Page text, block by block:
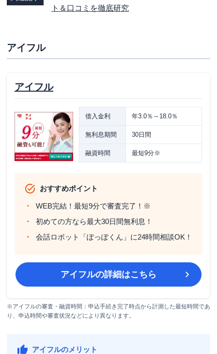
ト＆口コミを徹底研究
アイフル
アイフル
借入金利 年3.0％～18.0％
無利息期間 30日間
融資時間 最短9分※
おすすめポイント
WEB完結！最短9分で審査完了！※
初めての方なら最大30日間無利息！
会話ロボット「ぽっぽくん」に24時間相談OK！
アイフルの詳細はこちら
※アイフルの審査・融資時間：申込手続き完了時点から計測した最短時間であ
り、申込時間や審査状況などにより異なります。
アイフルのメリット